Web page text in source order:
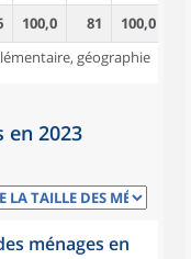
100,0 81
100,0
géographie
en 2023
ménages en